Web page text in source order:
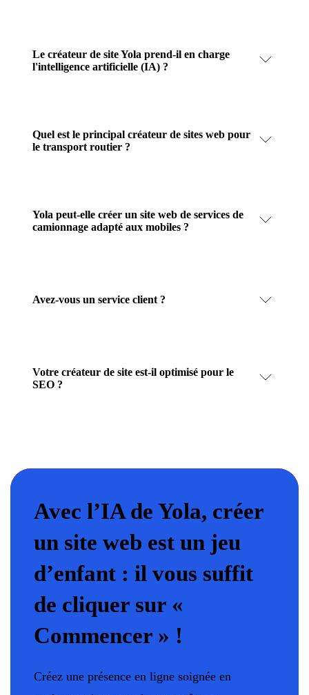
Le créateur de site Yola prend-il en charge
l'intelligence artificielle (IA) ?
Quel est le principal créateur de sites web pour
le transport routier ?
Yola peut-elle créer un site web de services de
camionnage adapté aux mobiles ?
Avez-vous un service client ?
Votre créateur de site est-il optimisé pour le
SEO ?
Avec l’IA de Yola, créer
un site web est un jeu
d’enfant : il vous suffit
de cliquer sur «
Commencer » !
Créez une présence en ligne soignée en